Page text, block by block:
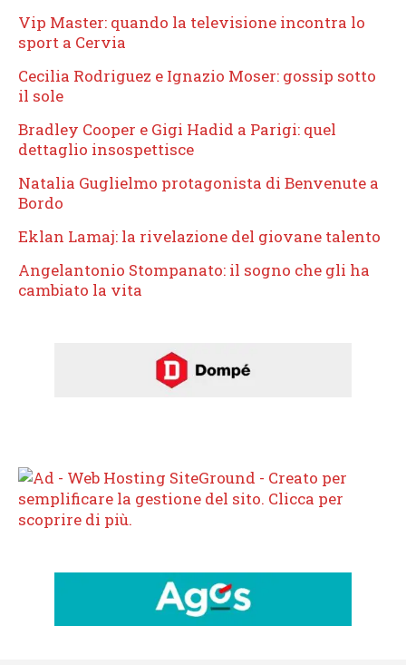
Vip Master: quando la televisione incontra lo
sport a Cervia
Cecilia Rodriguez e Ignazio Moser: gossip sotto
il sole
Bradley Cooper e Gigi Hadid a Parigi: quel
dettaglio insospettisce
Natalia Guglielmo protagonista di Benvenute a
Bordo
Eklan Lamaj: la rivelazione del giovane talento
Angelantonio Stompanato: il sogno che gli ha
cambiato la vita